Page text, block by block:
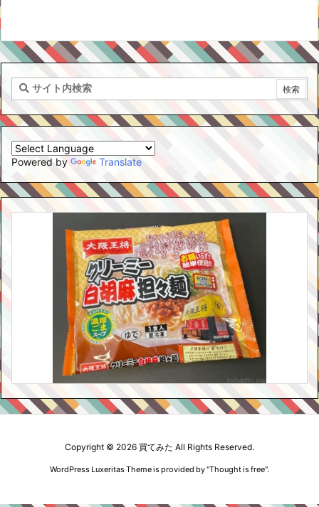
Powered by Translate
Copyright © 2026 買てみた All Rights Reserved.
WordPress Luxeritas Theme is provided by "Thought is free".